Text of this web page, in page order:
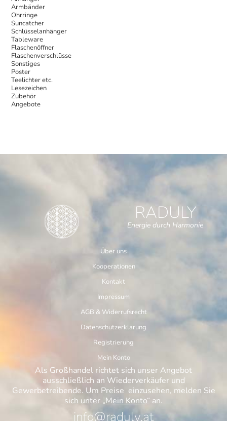
Armbänder
Ohrringe
Suncatcher
Schlüsselanhänger
Tableware
Flaschenöffner
Flaschenverschlüsse
Sonstiges
Poster
Teelichter etc.
Lesezeichen
Zubehör
Angebote
RADULY
Energie durch Harmonie
Über uns
Kooperationen
Kontakt
Impressum
AGB & Widerrufsrecht
Datenschutzerklärung
Registrierung
Mein Konto
Als Großhandel richtet sich unser Angebot
ausschließlich an Wiederverkäufer und
Gewerbetreibende. Um Preise einzusehen, melden Sie
sich unter „Mein Konto“ an.
info@raduly.at